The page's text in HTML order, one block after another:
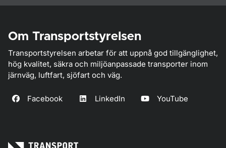
Om Transportstyrelsen
Transportstyrelsen arbetar för att uppnå god tillgänglighet,
hög kvalitet, säkra och miljöanpassade transporter inom
järnväg, luftfart, sjöfart och väg.
Facebook LinkedIn YouTube